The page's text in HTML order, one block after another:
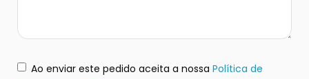
Ao enviar este pedido aceita a nossa Política de